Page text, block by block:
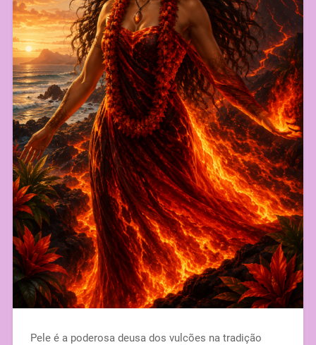
Pele é a poderosa deusa dos vulcões na tradição